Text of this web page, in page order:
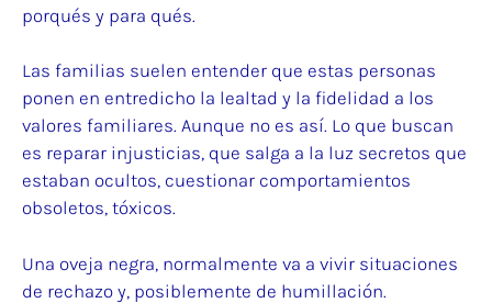
porqués y para qués.
Las familias suelen entender que estas personas
ponen en entredicho la lealtad y la fidelidad a los
valores familiares. Aunque no es así. Lo que buscan
es reparar injusticias, que salga a la luz secretos que
estaban ocultos, cuestionar comportamientos
obsoletos, tóxicos.
Una oveja negra, normalmente va a vivir situaciones
de rechazo y, posiblemente de humillación.